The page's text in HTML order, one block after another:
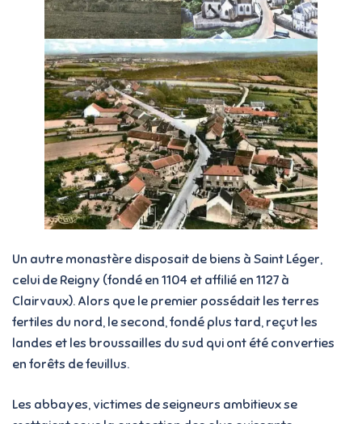
Un autre monastère disposait de biens à Saint Léger,
celui de Reigny (fondé en 1104 et affilié en 1127 à
Clairvaux). Alors que le premier possédait les terres
fertiles du nord, le second, fondé plus tard, reçut les
landes et les broussailles du sud qui ont été converties
en forêts de feuillus.
Les abbayes, victimes de seigneurs ambitieux se